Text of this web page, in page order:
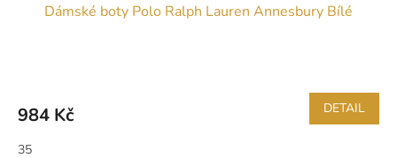
Dámské boty Polo Ralph Lauren Annesbury Bílé
984 Kč DETAIL
35